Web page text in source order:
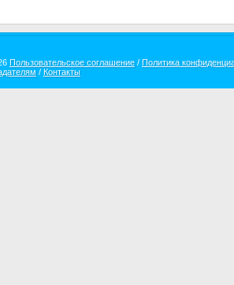
Пользовательское соглашение / Политика
/ Контакты